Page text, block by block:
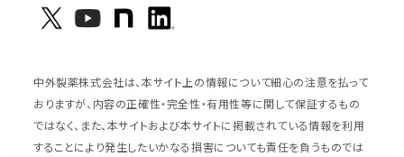
中外製薬株式会社は、本サイト上の情報について細心の注意を払って
おりますが、内容の正確性・完全性・有用性等に関して保証するもの
ではなく、また、本サイトおよび本サイトに掲載されている情報を利用
することにより発生したいかなる損害についても責任を負うものでは